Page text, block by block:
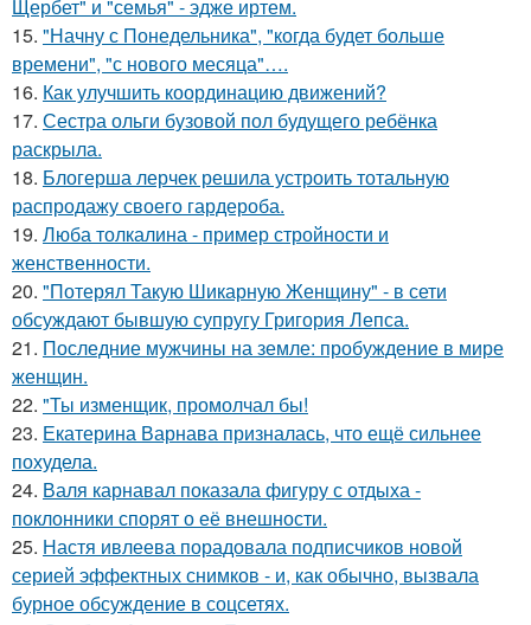
Щербет" и "семья" - эдже иртем.
15. "Начну с Понедельника", "когда будет больше
времени", "с нового месяца"….
16. Как улучшить координацию движений?
17. Сестра ольги бузовой пол будущего ребёнка
раскрыла.
18. Блогерша лерчек решила устроить тотальную
распродажу своего гардероба.
19. Люба толкалина - пример стройности и
женственности.
20. "Потерял Такую Шикарную Женщину" - в сети
обсуждают бывшую супругу Григория Лепса.
21. Последние мужчины на земле: пробуждение в мире
женщин.
22. "Ты изменщик, промолчал бы!
23. Екатерина Варнава призналась, что ещё сильнее
похудела.
24. Валя карнавал показала фигуру с отдыха -
поклонники спорят о её внешности.
25. Настя ивлеева порадовала подписчиков новой
серией эффектных снимков - и, как обычно, вызвала
бурное обсуждение в соцсетях.